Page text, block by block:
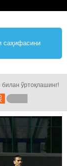
саҳифасини
ўртоқлашинг!